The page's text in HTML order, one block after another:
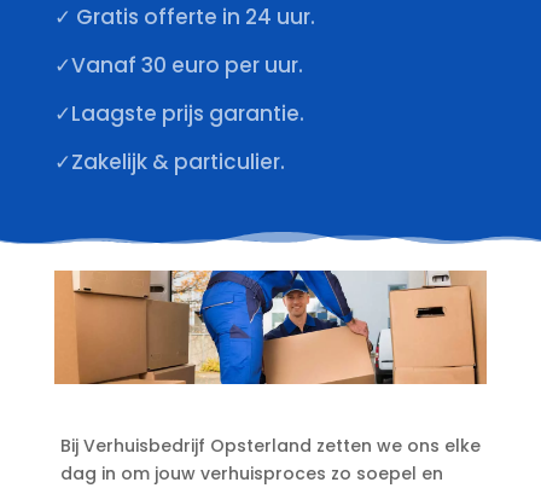
✓ Gratis offerte in 24 uur.
✓Vanaf 30 euro per uur.
✓Laagste prijs garantie.
✓Zakelijk & particulier.
Bij Verhuisbedrijf Opsterland zetten we ons elke
dag in om jouw verhuisproces zo soepel en